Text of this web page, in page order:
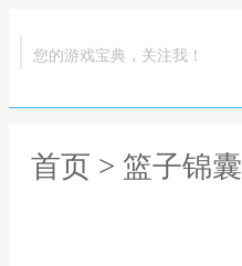
您的游戏宝典，关注我！
首页 > 篮子锦囊